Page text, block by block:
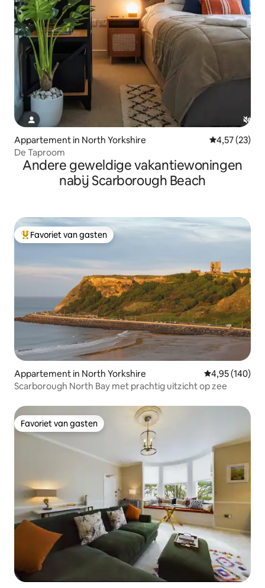
Appartement in North Yorkshire Gemiddelde
4,57 (23)
De Taproom
Andere geweldige vakantiewoningen
nabij Scarborough Beach
Topfavoriet van gasten
Favoriet van gasten
Appartement in North Yorkshire Gemiddelde
4,95 (140)
Scarborough North Bay met prachtig uitzicht op zee
Favoriet van gasten
Favoriet van gasten